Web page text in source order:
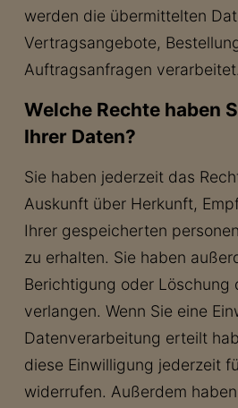
werden die übermittelten
Vertragsangebote,
Auftragsanfragen verarbeitet.
Welche Rechte haben
Ihrer Daten?
Sie haben jederzeit das
Auskunft über Herkunft,
Ihrer gespeicherten
zu erhalten. Sie haben
Berichtigung oder Löschung
verlangen. Wenn Sie eine
Datenverarbeitung erteilt
diese Einwilligung jederzeit
widerrufen. Außerdem